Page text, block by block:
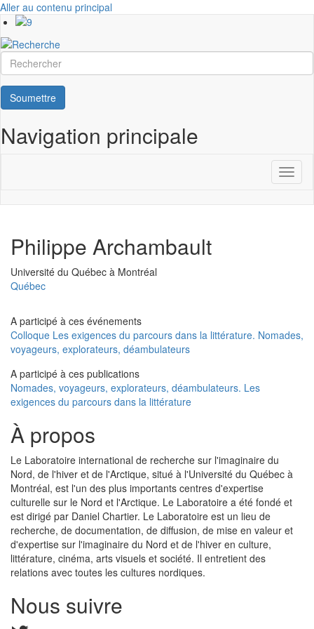
Aller au contenu principal
Rechercher
Soumettre
Navigation principale
Philippe Archambault
Université
Université du Québec à Montréal
Québec
A participé à ces événements
Colloque Les exigences du parcours dans la littérature. Nomades,
voyageurs, explorateurs, déambulateurs
A participé à ces publications
Nomades, voyageurs, explorateurs, déambulateurs. Les
exigences du parcours dans la littérature
À propos
Le Laboratoire international de recherche sur l'imaginaire du
Nord, de l'hiver et de l'Arctique, situé à l'Université du Québec à
Montréal, est l'un des plus importants centres d'expertise
culturelle sur le Nord et l'Arctique. Le Laboratoire a été fondé et
est dirigé par Daniel Chartier. Le Laboratoire est un lieu de
recherche, de documentation, de diffusion, de mise en valeur et
d'expertise sur l'imaginaire du Nord et de l'hiver en culture,
littérature, cinéma, arts visuels et société. Il entretient des
relations avec toutes les cultures nordiques.
Nous suivre